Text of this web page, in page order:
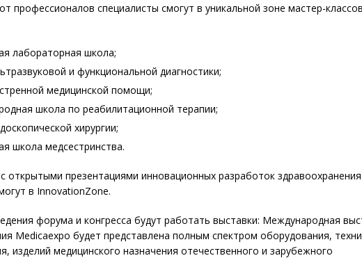
профессионалов специалисты смогут в уникальной зоне мастер-классов
лабораторная школа;
и функциональной диагностики;
медицинской помощи;
школа по реабилитационной терапии;
хирургии;
школа медсестринства.
открытыми презентациями инновационных разработок здравоохранения
в InnovationZone.
форума и конгресса будут работать выставки: Международная
Medicaexpo будет представлена полным спектром оборудования,
изделий медицинского назначения отечественного и зарубежного